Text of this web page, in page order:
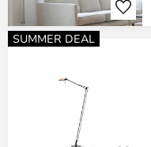
SUMMER DEAL